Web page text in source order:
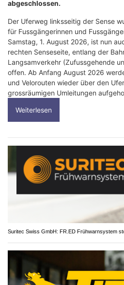
abgeschlossen.
Der Uferweg linksseitig der Sense
für Fussgängerinnen und
Samstag, 1. August 2026, ist nun
rechten Senseseite, entlang der
Langsamverkehr (Zufussgehende
offen. Ab Anfang August 2026
und Velorouten wieder über den
grossräumigen Umleitungen
Weiterlesen
Suritec Swiss GmbH: FR.ED Frühwarnsystem